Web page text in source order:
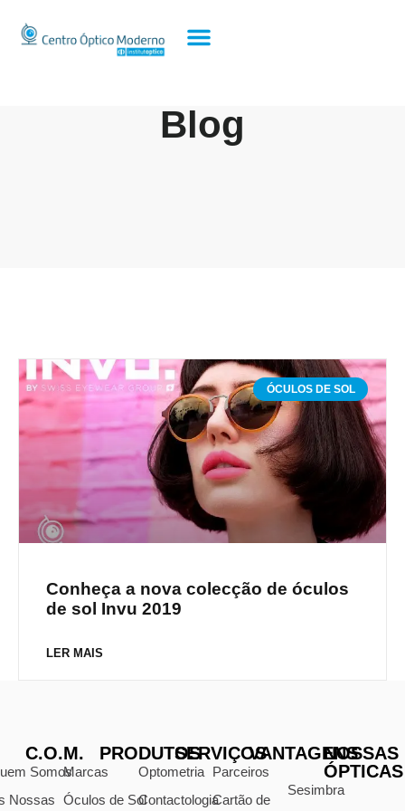
Blog
ÓCULOS DE SOL
Conheça a nova colecção de óculos
de sol Invu 2019
LER MAIS
C.O.M.
Somos
Nossas
PRODUTOS
Marcas
Óculos de Sol
SERVIÇOS
Optometria
Contactologia
VANTAGENS
Parceiros
Cartão de
NOSSAS
ÓPTICAS
Sesimbra